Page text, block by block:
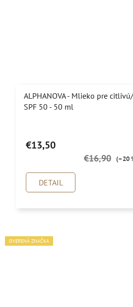
ALPHANOVA - Mlieko pre
SPF 50 - 50 ml
€13,50
€16,90 (–20
DETAIL
OVERENÁ ZNAČKA